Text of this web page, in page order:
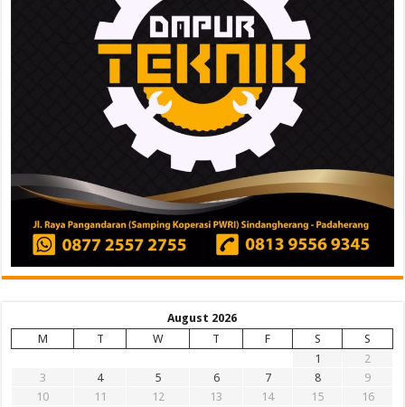
August 2026
M
T W T F S
S
1
2
3
4 5 6 7 8
9
10
11 12 13 14 15
16